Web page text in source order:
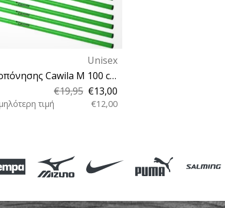
Unisex
Εμπόδιο προπόνησης Cawila M 100 cm, 10 ks
€19,95 €13,00
τιμή €12,00